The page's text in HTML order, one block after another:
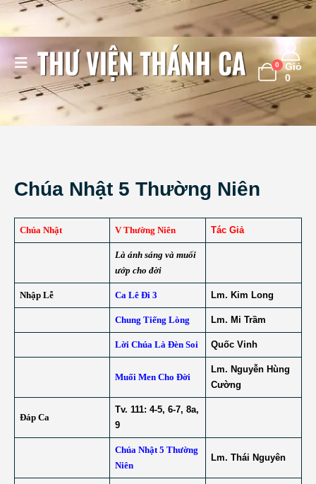
0
Giỏ
0
Chúa Nhật 5 Thường Niên
Chúa Nhật V Thường Niên Tác Giả
Là ánh sáng và muối
ướp cho đời
Nhập Lễ Ca Lê Đi 3 Lm. Kim Long
Chung Tiếng Lòng Lm. Mi Trầm
Lời Chúa Là Đèn Soi Quốc Vinh
Muối Men Cho Đời
Lm. Nguyễn Hùng
Cường
Đáp Ca
Tv. 111: 4-5, 6-7, 8a,
9
Chúa Nhật 5 Thường
Niên
Lm. Thái Nguyên